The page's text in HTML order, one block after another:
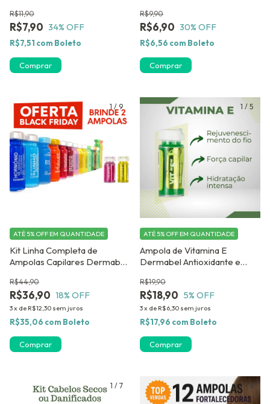
R$7,90
R$11,90
34% OFF
R$7,51 com Boleto
Comprar
R$6,90
R$9,90
30% OFF
R$6,56 com Boleto
Comprar
1 / 9
Kit Linha Completa de
Ampolas Capilares Dermabel
DUAS AMPOLAS DE BRINDE
!!
R$36,90
R$44,90
18% OFF
3x de R$12,30 sem juros
ATÉ 5% OFF EM QUANTIDADE
R$35,06 com Boleto
1 /5
Ampola de Vitamina E
Dermabel Antioxidante e
12 unidades
R$18,90
R$19,90
5% OFF
3x de R$6,30 sem juros
ATÉ 5% OFF EM QUANTIDADE
R$17,96 com Boleto
1 / 7 1/8